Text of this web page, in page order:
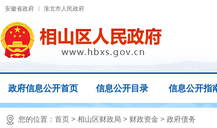
安徽省政府 淮北市人民政府
政府信息公开首页 信息公开目录 信息公开指
您的位置： 首页 > 相山区财政局 > 财政资金 > 政府债务